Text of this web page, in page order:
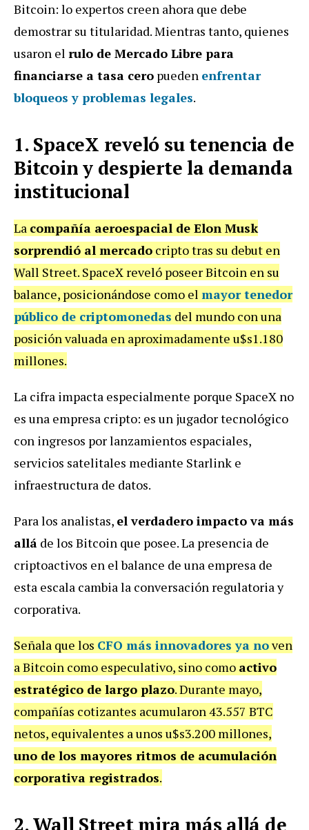
Bitcoin: lo expertos creen ahora que debe
demostrar su titularidad. Mientras tanto, quienes
usaron el rulo de Mercado Libre para
financiarse a tasa cero pueden enfrentar
bloqueos y problemas legales.
1. SpaceX reveló su tenencia de
Bitcoin y despierte la demanda
institucional
La compañía aeroespacial de Elon Musk
sorprendió al mercado cripto tras su debut en
Wall Street. SpaceX reveló poseer Bitcoin en su
balance, posicionándose como el mayor tenedor
público de criptomonedas del mundo con una
posición valuada en aproximadamente u$s1.180
millones.
La cifra impacta especialmente porque SpaceX no
es una empresa cripto: es un jugador tecnológico
con ingresos por lanzamientos espaciales,
servicios satelitales mediante Starlink e
infraestructura de datos.
Para los analistas, el verdadero impacto va más
allá de los Bitcoin que posee. La presencia de
criptoactivos en el balance de una empresa de
esta escala cambia la conversación regulatoria y
corporativa.
Señala que los CFO más innovadores ya noven
a Bitcoin como especulativo, sino como activo
estratégico de largo plazo. Durante mayo,
compañías cotizantes acumularon 43.557 BTC
netos, equivalentes a unos u$s3.200 millones,
uno de los mayores ritmos de acumulación
corporativa registrados.
2. Wall Street mira más allá de